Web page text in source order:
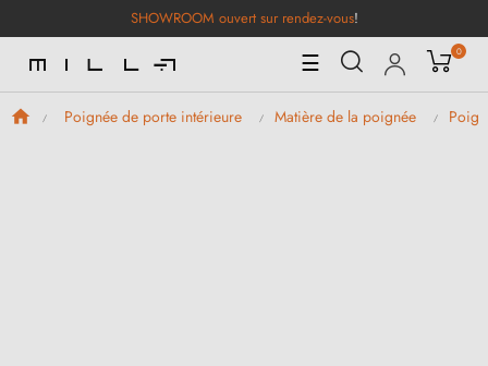
SHOWROOM ouvert sur rendez-vous!
Basculer
la
navigation
☰ 0
Poignée de porte intérieure Matière de la poignée